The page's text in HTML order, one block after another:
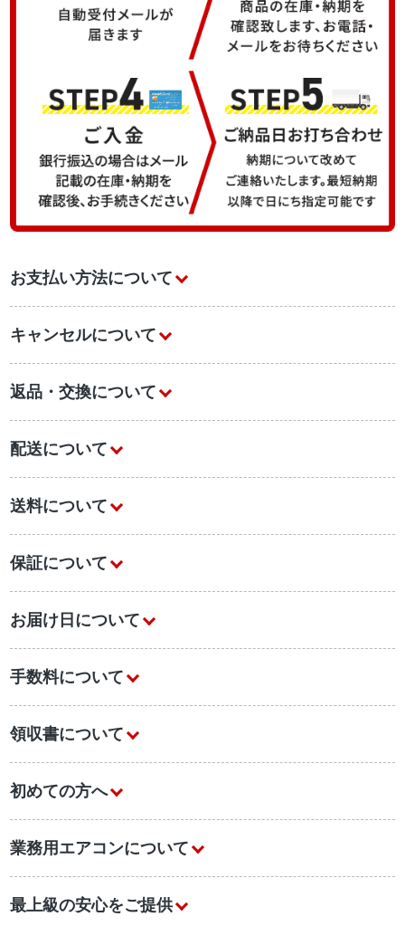
お支払い方法について
キャンセルについて
返品・交換について
配送について
送料について
保証について
お届け日について
手数料について
領収書について
初めての方へ
業務用エアコンについて
最上級の安心をご提供